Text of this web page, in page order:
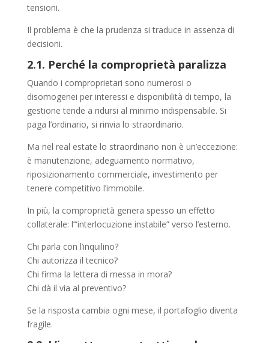
tensioni.
Il problema è che la prudenza si traduce in assenza di
decisioni.
2.1. Perché la comproprietà paralizza
Quando i comproprietari sono numerosi o
disomogenei per interessi e disponibilità di tempo, la
gestione tende a ridursi al minimo indispensabile. Si
paga l’ordinario, si rinvia lo straordinario.
Ma nel real estate lo straordinario non è un’eccezione:
è manutenzione, adeguamento normativo,
riposizionamento commerciale, investimento per
tenere competitivo l’immobile.
In più, la comproprietà genera spesso un effetto
collaterale: l’“interlocuzione instabile” verso l’esterno.
Chi parla con l’inquilino?
Chi autorizza il tecnico?
Chi firma la lettera di messa in mora?
Chi dà il via al preventivo?
Se la risposta cambia ogni mese, il portafoglio diventa
fragile.